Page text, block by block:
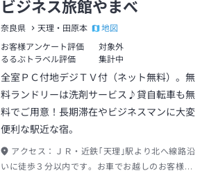
ビジネス旅館やまべ
奈良県 天理・田原本
地図
お客様アンケート評価
対象外
るるぶトラベル評価
集計中
全室ＰＣ付地デジＴＶ付（ネット無料）。無
料ランドリーは洗剤サービス♪貸自転車も無
料でご用意！長期滞在やビジネスマンに大変
便利な駅近な宿。
アクセス：
ＪＲ・近鉄｢天理｣駅より北へ線路沿
いに徒歩３分以内です。お車でお越しのお客様